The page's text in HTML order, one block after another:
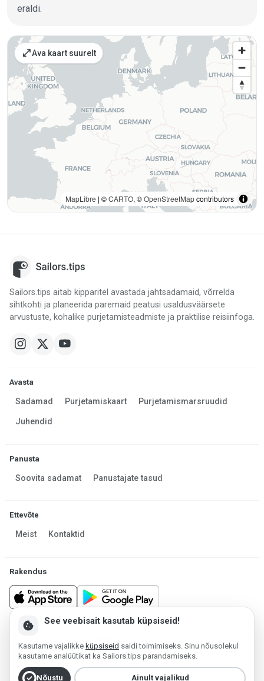
eraldi.
Kohad kaardil
open_in_fullAva kaart suurelt
MapLibre | ©CARTO, ©OpenStreetMapcontributors
Sailors.tips aitab kipparitel avastada jahtsadamaid, võrrelda
sihtkohti ja planeerida paremaid peatusi usaldusväärsete
arvustuste, kohalike purjetamisteadmiste ja praktilise reisiinfoga.
Avasta
Sadamad Purjetamiskaart Purjetamismarsruudid
Juhendid
Panusta
Soovita sadamat Panustajate tasud
Ettevõte
Meist Kontaktid
Rakendus
Platvormi haldab MESF OÜ 2013-2026 ©
cookie See veebisait kasutab küpsiseid!
Kasutame vajalikke küpsiseid saidi toimimiseks. Sinu nõusolekul
kasutame analüütikat ka Sailors.tips parandamiseks.
check_circle Nõustu Ainult vajalikud